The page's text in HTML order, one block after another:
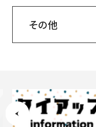
その他